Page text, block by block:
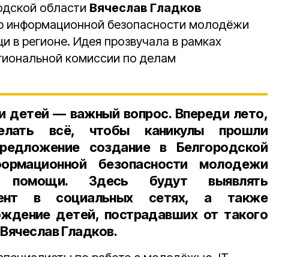
области Вячеслав Гладков
информационной безопасности молодёжи
в регионе. Идея прозвучала в рамках
комиссии по делам
детей — важный вопрос. Впереди лето,
всё, чтобы каникулы прошли
создание в Белгородской
безопасности молодежи
помощи. Здесь будут выявлять
в социальных сетях, а также
детей, пострадавших от такого
Гладков.